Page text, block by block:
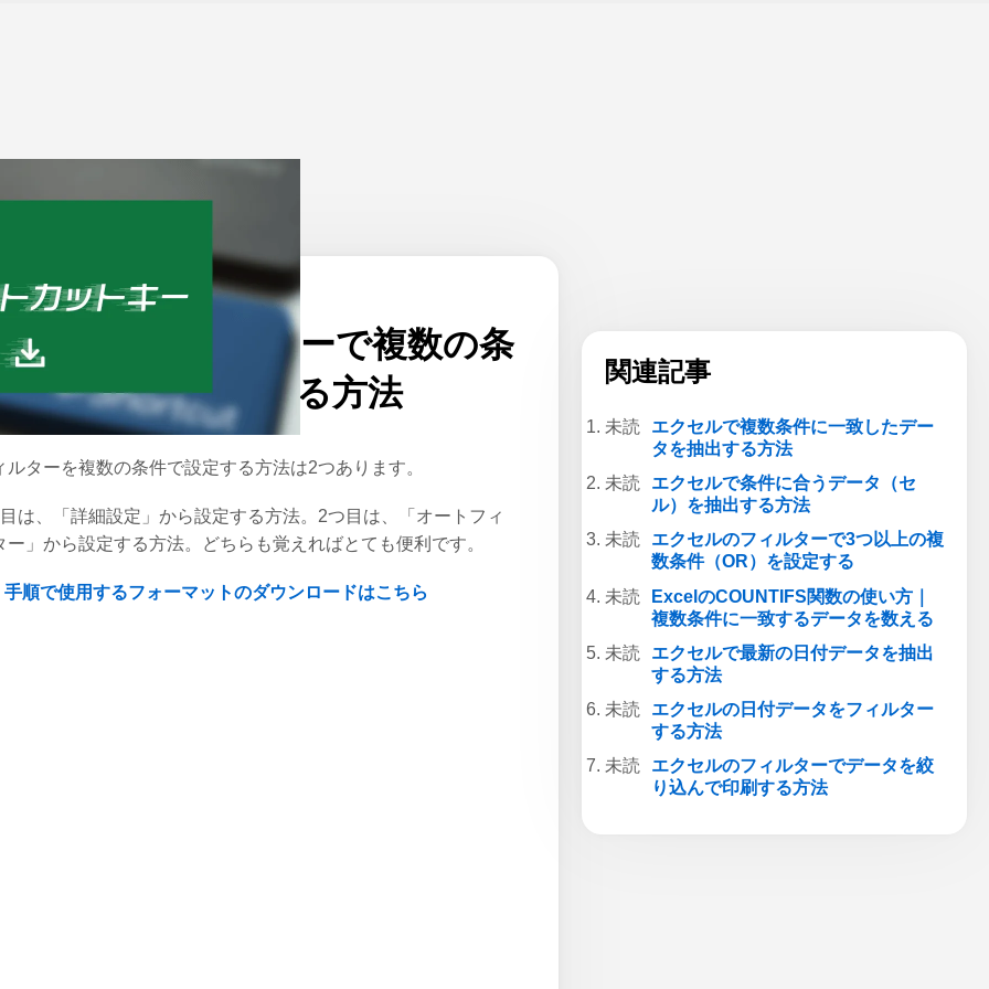
ム > Excel 公開日：2019/12/17
クセルのフィルターで複数の条
からデータ抽出する方法
ルターを複数の条件で設定する方法は2つあります。
は、「詳細設定」から設定する方法。2つ目は、「オートフィ
ー」から設定する方法。どちらも覚えればとても便利です。
手順で使用するフォーマットのダウンロードはこちら
関連記事
エクセルで複数条件に一致したデー
タを抽出する方法
エクセルで条件に合うデータ（セ
ル）を抽出する方法
エクセルのフィルターで3つ以上の複
数条件（OR）を設定する
ExcelのCOUNTIFS関数の使い方｜
複数条件に一致するデータを数える
エクセルで最新の日付データを抽出
する方法
エクセルの日付データをフィルター
する方法
エクセルのフィルターでデータを絞
り込んで印刷する方法